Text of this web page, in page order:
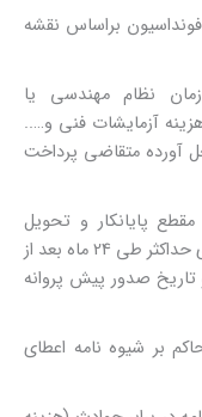
براساس نقشه
نظام مهندسی یا
آزمایشات فنی و…..
آورده متقاضی پرداخت
پایانکار و تحویل
کلیدطبق ماده یک و مطابق برنامه زمانبندی حداکثر طی 24 ماه بعد از
صدور پیش پروانه
بر شیوه نامه اعطای